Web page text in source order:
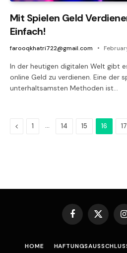
Mit Spielen Geld
Einfach!
farooqkhatri722@gmail.com
In der heutigen digitalen Welt gibt
online Geld zu verdienen. Eine der
unterhaltsamsten Methoden ist…
Previous
1 … 14 15 16 17
Facebook
X
(Twitter)
HOME